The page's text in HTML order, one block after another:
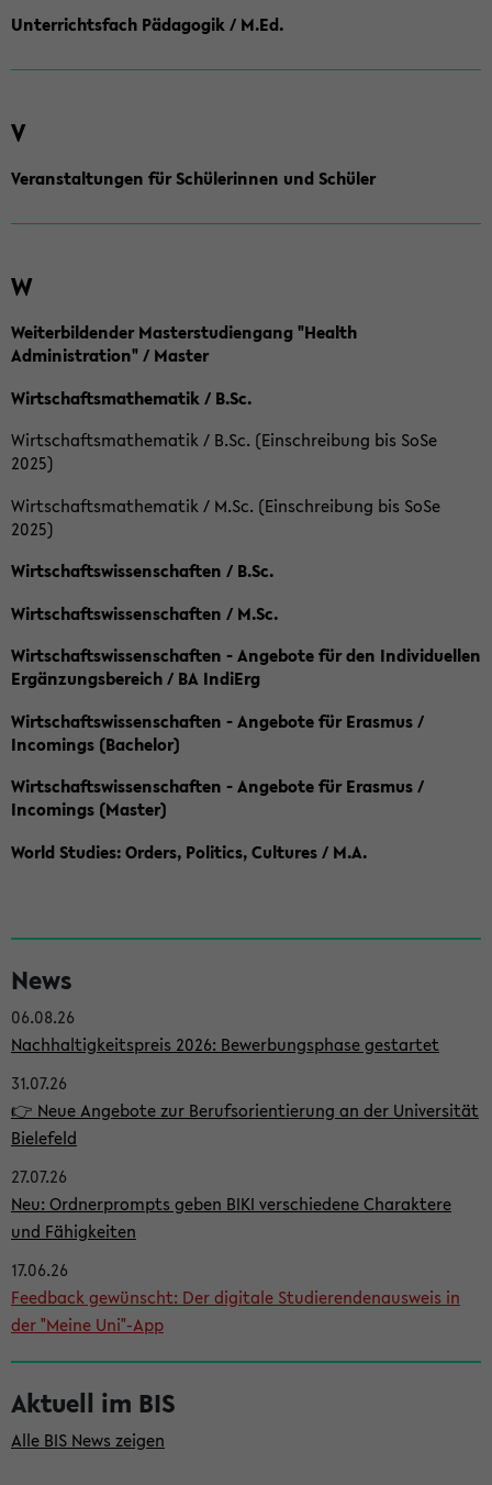
Unterrichtsfach Pädagogik / M.Ed.
V
Veranstaltungen für Schülerinnen und Schüler
W
Weiterbildender Masterstudiengang "Health
Administration" / Master
Wirtschaftsmathematik / B.Sc.
Wirtschaftsmathematik / B.Sc. (Einschreibung bis SoSe
2025)
Wirtschaftsmathematik / M.Sc. (Einschreibung bis SoSe
2025)
Wirtschaftswissenschaften / B.Sc.
Wirtschaftswissenschaften / M.Sc.
Wirtschaftswissenschaften - Angebote für den Individuellen
Ergänzungsbereich / BA IndiErg
Wirtschaftswissenschaften - Angebote für Erasmus /
Incomings (Bachelor)
Wirtschaftswissenschaften - Angebote für Erasmus /
Incomings (Master)
World Studies: Orders, Politics, Cultures / M.A.
e
i
t
e
n
l
e
i
s
t
e
News
06.08.26
Nachhaltigkeitspreis 2026: Bewerbungsphase gestartet
31.07.26
👉 Neue Angebote zur Berufsorientierung an der Universität
Bielefeld
27.07.26
Neu: Ordnerprompts geben BIKI verschiedene Charaktere
und Fähigkeiten
17.06.26
Feedback gewünscht: Der digitale Studierendenausweis in
der "Meine Uni"-App
Aktuell im BIS
Alle BIS News zeigen